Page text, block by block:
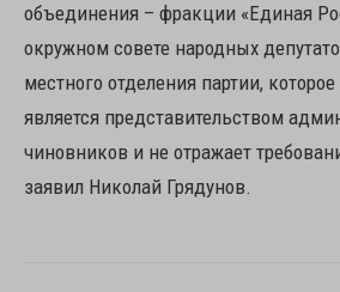
объединения – фракции «Единая
окружном совете народных
местного отделения партии,
является представительством
чиновников и не отражает
заявил Николай Грядунов.